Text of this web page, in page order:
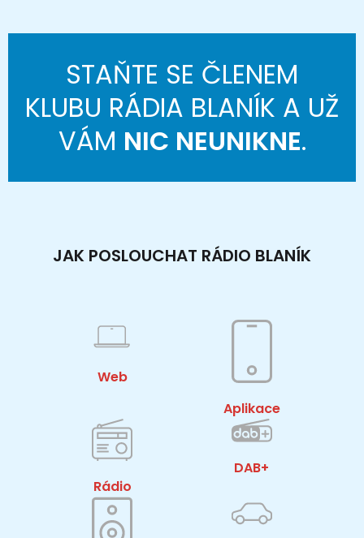
STAŇTE SE ČLENEM
KLUBU RÁDIA BLANÍK A UŽ
VÁM NIC NEUNIKNE.
JAK POSLOUCHAT RÁDIO BLANÍK
Web
Aplikace
Rádio
DAB+